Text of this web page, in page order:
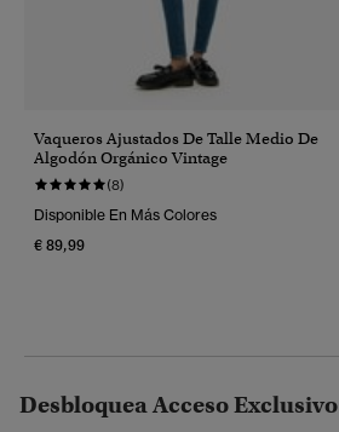
Vaqueros Ajustados De Talle Medio De
Algodón Orgánico Vintage
(8)
Disponible En Más Colores
€ 89,99
Desbloquea Acceso Exclusivo